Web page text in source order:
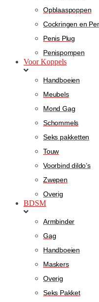
Opblaaspoppen
Cockringen en
Penis Plug
Penispompen
Voor Koppels
Handboeien
Meubels
Mond Gag
Schommels
Seks pakketten
Touw
Voorbind dildo’s
Zwepen
Overig
BDSM
Armbinder
Gag
Handboeien
Maskers
Overig
Seks Pakket